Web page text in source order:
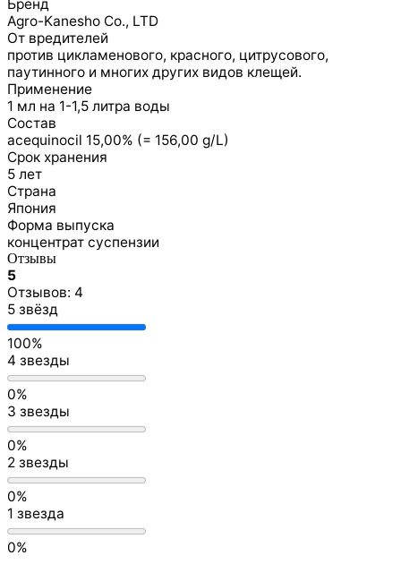
Бренд
Agro-Kanesho Co., LTD
От вредителей
против цикламенового, красного, цитрусового,
паутинного и многих других видов клещей.
Применение
1 мл на 1-1,5 литра воды
Состав
acequinocil 15,00% (= 156,00 g/L)
Срок хранения
5 лет
Страна
Япония
Форма выпуска
концентрат суспензии
Отзывы
5
Отзывов: 4
5 звёзд
100%
4 звезды
0%
3 звезды
0%
2 звезды
0%
1 звезда
0%